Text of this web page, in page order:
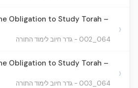
Obligation to Study Torah –
064_002 - גדר חיוב לימוד התורה
›
Obligation to Study Torah –
064_003 - גדר חיוב לימוד התורה
›